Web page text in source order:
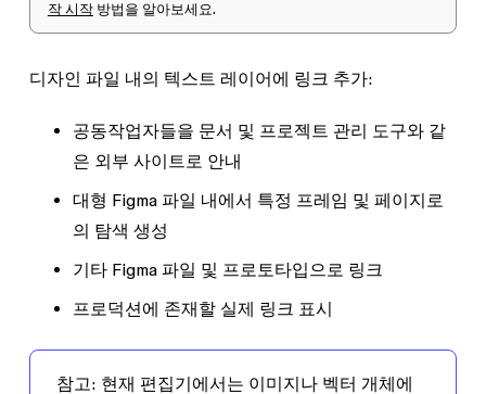
작 시작방법을 알아보세요.
디자인 파일 내의 텍스트 레이어에 링크 추가:
공동작업자들을 문서 및 프로젝트 관리 도구와 같
은 외부 사이트로 안내
대형 Figma 파일 내에서 특정 프레임 및 페이지로
의 탐색 생성
기타 Figma 파일 및 프로토타입으로 링크
프로덕션에 존재할 실제 링크 표시
참고: 현재 편집기에서는 이미지나 벡터 개체에